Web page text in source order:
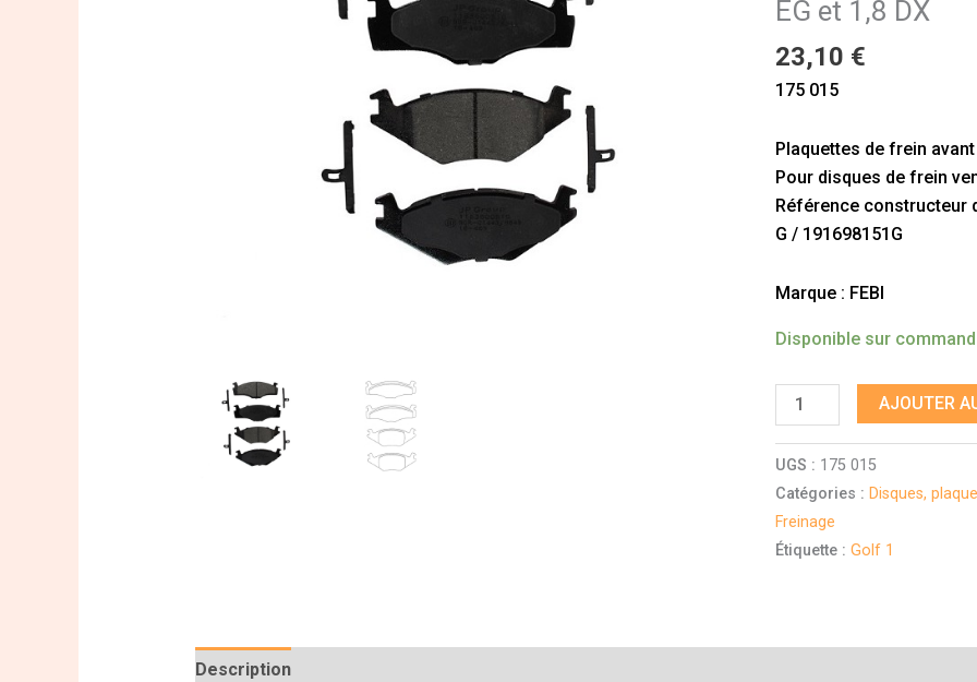
EG et 1,8 DX
23,10 €
175 015
Plaquettes de frein avant
Pour disques de frein
Référence constructeur
G / 191698151G
Marque : FEBI
Disponible sur
1
GTI
1,8
DX
AJOUTER
UGS : 175 015
Catégories : Disques,
Freinage
Étiquette :Golf 1
Description